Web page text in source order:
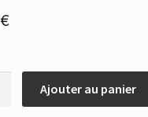
€
Ajouter au panier